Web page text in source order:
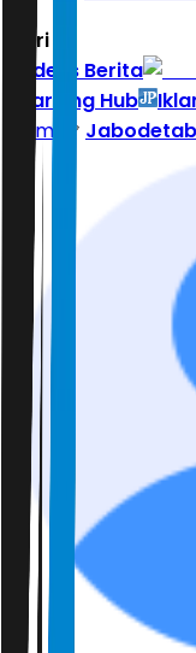
Hari ini
Indeks Berita
Learning Hub
Home